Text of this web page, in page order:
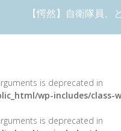
【愕然】自衛隊員、
is deprecated in
wp-includes/class-
is deprecated in